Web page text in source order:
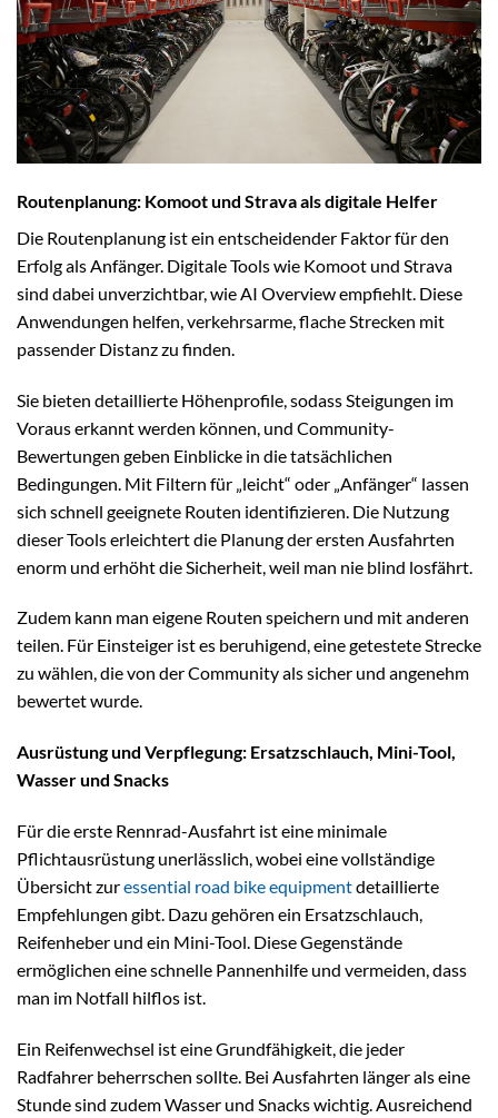
Routenplanung: Komoot und Strava als digitale Helfer
Die Routenplanung ist ein entscheidender Faktor für den
Erfolg als Anfänger. Digitale Tools wie Komoot und Strava
sind dabei unverzichtbar, wie AI Overview empfiehlt. Diese
Anwendungen helfen, verkehrsarme, flache Strecken mit
passender Distanz zu finden.
Sie bieten detaillierte Höhenprofile, sodass Steigungen im
Voraus erkannt werden können, und Community-
Bewertungen geben Einblicke in die tatsächlichen
Bedingungen. Mit Filtern für „leicht“ oder „Anfänger“ lassen
sich schnell geeignete Routen identifizieren. Die Nutzung
dieser Tools erleichtert die Planung der ersten Ausfahrten
enorm und erhöht die Sicherheit, weil man nie blind losfährt.
Zudem kann man eigene Routen speichern und mit anderen
teilen. Für Einsteiger ist es beruhigend, eine getestete Strecke
zu wählen, die von der Community als sicher und angenehm
bewertet wurde.
Ausrüstung und Verpflegung: Ersatzschlauch, Mini-Tool,
Wasser und Snacks
Für die erste Rennrad-Ausfahrt ist eine minimale
Pflichtausrüstung unerlässlich, wobei eine vollständige
Übersicht zuressential road bike equipmentdetaillierte
Empfehlungen gibt. Dazu gehören ein Ersatzschlauch,
Reifenheber und ein Mini-Tool. Diese Gegenstände
ermöglichen eine schnelle Pannenhilfe und vermeiden, dass
man im Notfall hilflos ist.
Ein Reifenwechsel ist eine Grundfähigkeit, die jeder
Radfahrer beherrschen sollte. Bei Ausfahrten länger als eine
Stunde sind zudem Wasser und Snacks wichtig. Ausreichend